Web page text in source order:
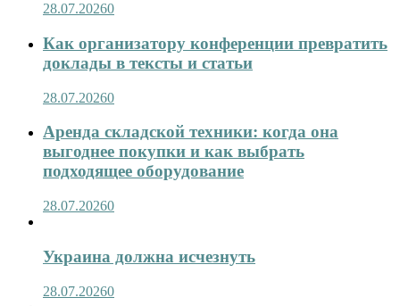
28.07.20260
Как организатору конференции превратить
доклады в тексты и статьи
28.07.20260
Аренда складской техники: когда она
выгоднее покупки и как выбрать
подходящее оборудование
28.07.20260
Украина должна исчезнуть
28.07.20260